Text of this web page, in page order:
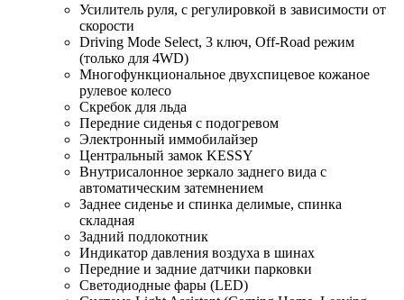
Усилитель руля, с регулировкой в зависимости от
скорости
Driving Mode Select, 3 ключ, Off-Road режим
(только для 4WD)
Многофункциональное двухспицевое кожаное
рулевое колесо
Скребок для льда
Передние сиденья с подогревом
Электронный иммобилайзер
Центральный замок KESSY
Внутрисалонное зеркало заднего вида с
автоматическим затемнением
Заднее сиденье и спинка делимые, спинка
складная
Задний подлокотник
Индикатор давления воздуха в шинах
Передние и задние датчики парковки
Светодиодные фары (LED)